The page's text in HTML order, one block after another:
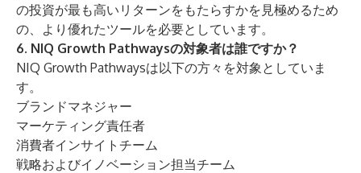
の投資が最も高いリターンをもたらすかを見極めるため
の、より優れたツールを必要としています。
6. NIQ Growth Pathwaysの対象者は誰ですか？
NIQ Growth Pathwaysは以下の方々を対象としていま
す。
ブランドマネジャー
マーケティング責任者
消費者インサイトチーム
戦略およびイノベーション担当チーム